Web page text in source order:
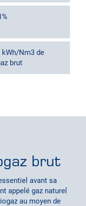
kWh/Nm3 de
brut
brut
avant sa
appelé gaz naturel
au moyen de